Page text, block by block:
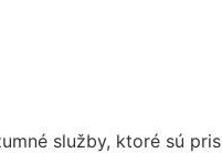
služby, ktoré sú